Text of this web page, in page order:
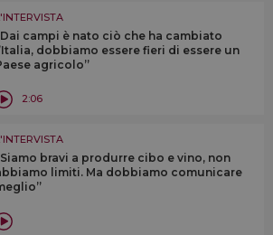
campi è nato ciò che ha cambiato
l’Italia, dobbiamo essere fieri di essere un
agricolo”
2:06
bravi a produrre cibo e vino, non
limiti. Ma dobbiamo comunicare